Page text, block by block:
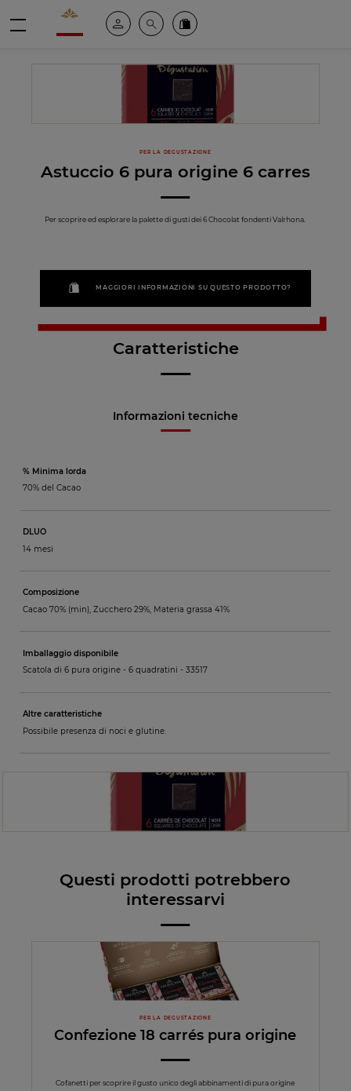
Valrhona - Imaginons le meilleur du chocolat
Il mio account
Cerca Ordinate i nostri prodotti online
PER LA DEGUSTAZIONE
Astuccio 6 pura origine 6 carres
Per scoprire ed esplorare la palette di gusti dei 6 Chocolat fondenti Valrhona.
MAGGIORI INFORMAZIONI SU QUESTO PRODOTTO?
Caratteristiche
Informazioni tecniche
% Minima lorda
70% del Cacao
DLUO
14 mesi
Composizione
Cacao 70% (min), Zucchero 29%, Materia grassa 41%
Imballaggio disponibile
Scatola di 6 pura origine - 6 quadratini - 33517
Altre caratteristiche
Possibile presenza di noci e glutine.
Questi prodotti potrebbero
interessarvi
PER LA DEGUSTAZIONE
Confezione 18 carrés pura origine
Cofanetti per scoprire il gusto unico degli abbinamenti di pura origine